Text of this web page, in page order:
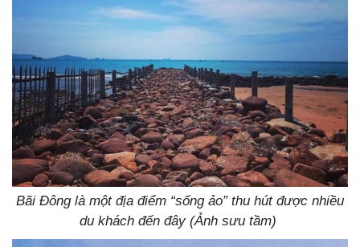
Bãi Đông là một địa điểm “sống ảo” thu hút được nhiều
du khách đến đây (Ảnh sưu tầm)